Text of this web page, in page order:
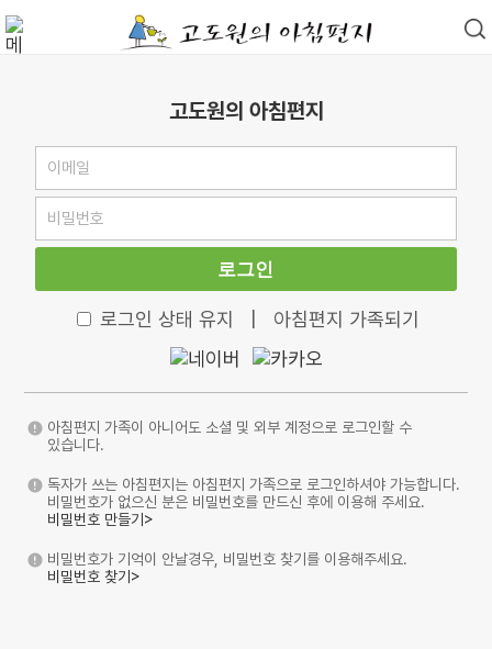
고도원의 아침편지
로그인
로그인 상태 유지 아침편지 가족되기
아침편지 가족이 아니어도 소셜 및 외부 계정으로 로그인할 수
있습니다.
독자가 쓰는 아침편지는 아침편지 가족으로 로그인하셔야 가능합니다.
비밀번호가 없으신 분은 비밀번호를 만드신 후에 이용해 주세요.
비밀번호 만들기>
비밀번호가 기억이 안날경우, 비밀번호 찾기를 이용해주세요.
비밀번호 찾기>